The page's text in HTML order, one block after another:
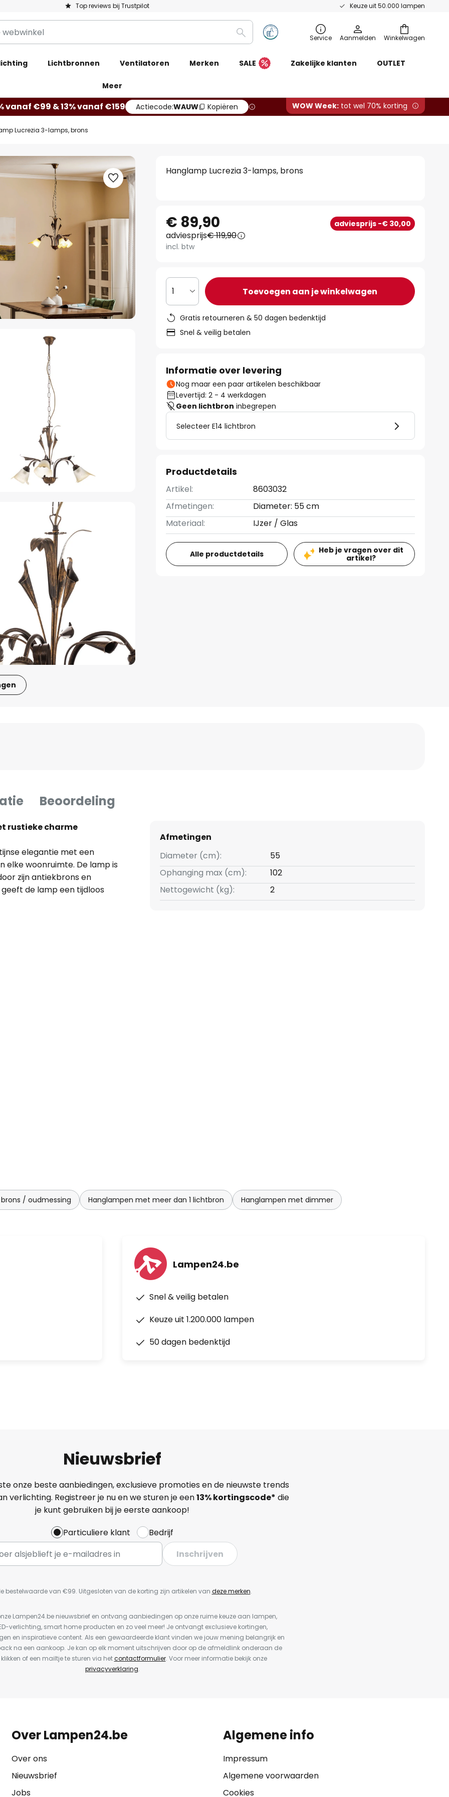
Top reviews bij Trustpilot Keuze uit 50.000 lampen
Winkelwagen
Zoeken Service Aanmelden
Lichtbronnen Ventilatoren Merken SALE Zakelijke klanten OUTLET
Meer
vanaf €99 & 13% vanaf €159 Actiecode:WAUW Kopiëren WOW Week: tot wel 70% korting
Lucrezia 3-lamps, brons
Hanglamp Lucrezia 3-lamps, brons
€ 89,90 adviesprijs -€ 30,00
adviesprijs€ 119,90
incl. btw
1 Toevoegen aan je winkelwagen
Gratis retourneren & 50 dagen bedenktijd
Snel & veilig betalen
Informatie over levering
Nog maar een paar artikelen beschikbaar
Levertijd: 2 - 4 werkdagen
Geen lichtbron inbegrepen
Selecteer E14 lichtbron
Productdetails
Artikel:
8603032
Afmetingen:
Diameter: 55 cm
Materiaal:
IJzer / Glas
Alle productdetails
Heb je vragen over dit
artikel?
Beoordeling
rustieke charme
elegantie met een
elke woonruimte. De lamp is
zijn antiekbrons en
de lamp een tijdloos
of eetkamer harmonieus tot
aangepast om de
bovendien voor een
van deze stijlvolle lamp.
Afmetingen
Diameter (cm):
55
Ophanging max (cm):
102
Nettogewicht (kg):
2
/ oudmessing Hanglampen met meer dan 1 lichtbron Hanglampen met dimmer
Lampen24.be
Snel & veilig betalen
Keuze uit 1.200.000 lampen
50 dagen bedenktijd
Nieuwsbrief
onze beste aanbiedingen, exclusieve promoties en de nieuwste trends
verlichting. Registreer je nu en we sturen je een13%kortingscode* die
je kunt gebruiken bij je eerste aankoop!
Particuliere klant
Bedrijf
Inschrijven
bestelwaarde van €99. Uitgesloten van de korting zijn artikelen van deze merken.
Lampen24.be nieuwsbrief en ontvang aanbiedingen op onze ruime keuze aan lampen,
verlichting, smart home producten en zo veel meer! Je ontvangt exclusieve kortingen,
en inspiratieve content. Als een gewaardeerde klant vinden we jouw mening belangrijk en
na een aankoop. Je kan op elk moment uitschrijven door op de afmeldlink onderaan de
of een mailtje te sturen via hetcontactformulier. Voor meer informatie bekijk onze
privacyverklaring.
Over Lampen24.be
Over ons
Nieuwsbrief
Jobs
Algemene info
Impressum
Algemene voorwaarden
Cookies